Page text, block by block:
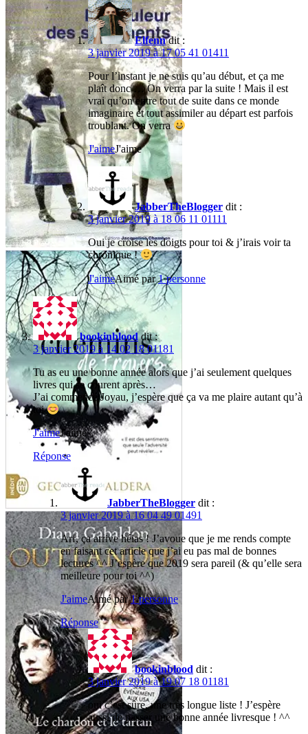
Elfenn dit :
3 janvier 2019 à 17 05 41 01411
Pour l’instant je ne suis qu’au début, et ça me
plaît donc … On verra par la suite ! Mais il est
vrai qu’on entre tout de suite dans ce monde
imaginaire et tout assimiler au départ est parfois
troublant. On verra
J'aimeJ'aime
JabberTheBlogger dit :
3 janvier 2019 à 18 06 11 01111
Oui je croise les doigts pour toi & j’irais voir ta
chronique !
J'aimeAimé par1 personne
bookinblood dit :
3 janvier 2019 à 14 02 18 01181
Tu as eu une bonne année alors que j’ai seulement quelques
livres qui se courent après…
J’ai commencé Joyau, j’espère que ça va me plaire autant qu’à
toi
J'aimeJ'aime
Réponse
JabberTheBlogger dit :
3 janvier 2019 à 16 04 49 01491
Arf, ça arrive hélas ! J’avoue que je me rends compte
en faisant cet article que j’ai eu pas mal de bonnes
lectures ^^ J’espère que 2019 sera pareil (& qu’elle sera
meilleure pour toi ^^)
J'aimeAimé par1 personne
Réponse
bookinblood dit :
3 janvier 2019 à 19 07 18 01181
oui c’est sûre, une très longue liste ! J’espère
aussi de passer une bonne année livresque ! ^^